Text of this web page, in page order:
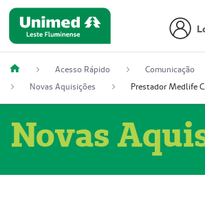
Acesso Rápido
Comunicação
Novas Aquisições
Novas